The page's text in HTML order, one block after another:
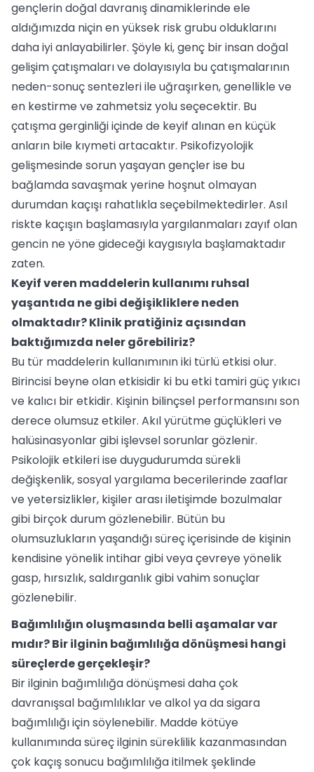
gençlerin doğal davranış dinamiklerinde ele
aldığımızda niçin en yüksek risk grubu olduklarını
daha iyi anlayabilirler. Şöyle ki, genç bir insan doğal
gelişim çatışmaları ve dolayısıyla bu çatışmalarının
neden-sonuç sentezleri ile uğraşırken, genellikle ve
en kestirme ve zahmetsiz yolu seçecektir. Bu
çatışma gerginliği içinde de keyif alınan en küçük
anların bile kıymeti artacaktır. Psikofizyolojik
gelişmesinde sorun yaşayan gençler ise bu
bağlamda savaşmak yerine hoşnut olmayan
durumdan kaçışı rahatlıkla seçebilmektedirler. Asıl
riskte kaçışın başlamasıyla yargılanmaları zayıf olan
gencin ne yöne gideceği kaygısıyla başlamaktadır
zaten.
Keyif veren maddelerin kullanımı ruhsal
yaşantıda ne gibi değişikliklere neden
olmaktadır? Klinik pratiğiniz açısından
baktığımızda neler görebiliriz?
Bu tür maddelerin kullanımının iki türlü etkisi olur.
Birincisi beyne olan etkisidir ki bu etki tamiri güç yıkıcı
ve kalıcı bir etkidir. Kişinin bilinçsel performansını son
derece olumsuz etkiler. Akıl yürütme güçlükleri ve
halüsinasyonlar gibi işlevsel sorunlar gözlenir.
Psikolojik etkileri ise duygudurumda sürekli
değişkenlik, sosyal yargılama becerilerinde zaaflar
ve yetersizlikler, kişiler arası iletişimde bozulmalar
gibi birçok durum gözlenebilir. Bütün bu
olumsuzlukların yaşandığı süreç içerisinde de kişinin
kendisine yönelik intihar gibi veya çevreye yönelik
gasp, hırsızlık, saldırganlık gibi vahim sonuçlar
gözlenebilir.
Bağımlılığın oluşmasında belli aşamalar var
mıdır? Bir ilginin bağımlılığa dönüşmesi hangi
süreçlerde gerçekleşir?
Bir ilginin bağımlılığa dönüşmesi daha çok
davranışsal bağımlılıklar ve alkol ya da sigara
bağımlılığı için söylenebilir. Madde kötüye
kullanımında süreç ilginin süreklilik kazanmasından
çok kaçış sonucu bağımlılığa itilmek şeklinde